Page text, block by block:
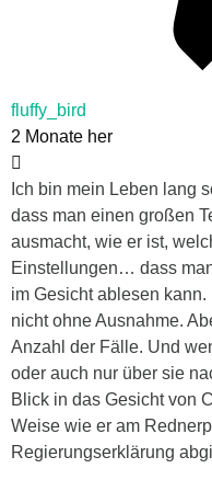
fluffy_bird
2 Monate her
Ich bin mein Leben lang
dass man einen großen
ausmacht, wie er ist,
Einstellungen… dass
im Gesicht ablesen
nicht ohne Ausnahme.
Anzahl der Fälle. Und
oder auch nur über sie
Blick in das Gesicht von
Weise wie er am
Regierungserklärung